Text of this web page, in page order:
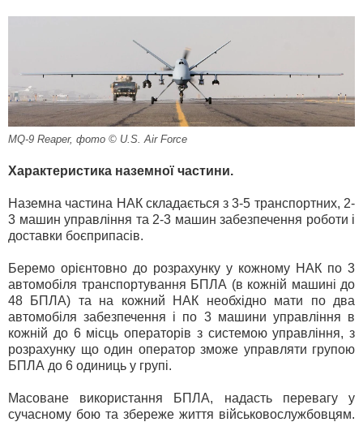
MQ-9 Reaper, фото © U.S. Air Force
Характеристика наземної частини.
Наземна частина НАК складається з 3-5 транспортних, 2-
3 машин управління та 2-3 машин забезпечення роботи і
доставки боєприпасів.
Беремо орієнтовно до розрахунку у кожному НАК по 3
автомобіля транспортування БПЛА (в кожній машині до
48 БПЛА) та на кожний НАК необхідно мати по два
автомобіля забезпечення і по 3 машини управління в
кожній до 6 місць операторів з системою управління, з
розрахунку що один оператор зможе управляти групою
БПЛА до 6 одиниць у групі.
Масоване використання БПЛА, надасть перевагу у
сучасному бою та збереже життя військовослужбовцям.